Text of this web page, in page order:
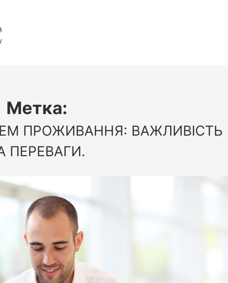
Метка:
ПРОЖИВАННЯ: ВАЖЛИВІСТЬ
ПЕРЕВАГИ.